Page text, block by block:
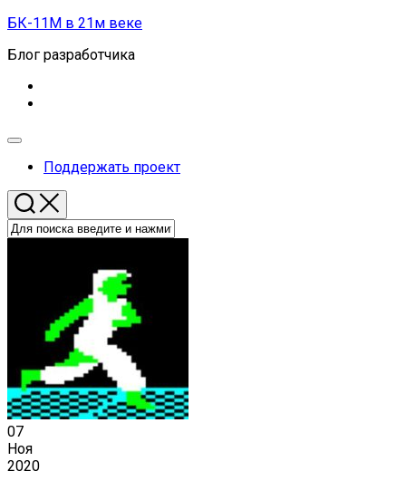
Перейти
содержанию
БК-11М в 21м веке
Блог разработчика
Развернуть
Поддержать проект
07
Ноя
2020